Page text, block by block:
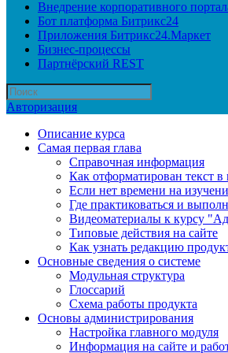
Внедрение корпоративного
Бот платформа Битрикс24
Приложения Битрикс24.Маркет
Бизнес-процессы
Партнёрский REST
Авторизация
Описание курса
Самая первая глава
Справочная информация
Как отформатирован текст в
Если нет времени на
Где практиковаться и
Видеоматериалы к курсу
Типовые действия на сайте
Как узнать редакцию
Основные сведения о системе
Модульная структура
Глоссарий
Схема работы продукта
Основы администрирования
Настройка главного модуля
Информация на сайте и